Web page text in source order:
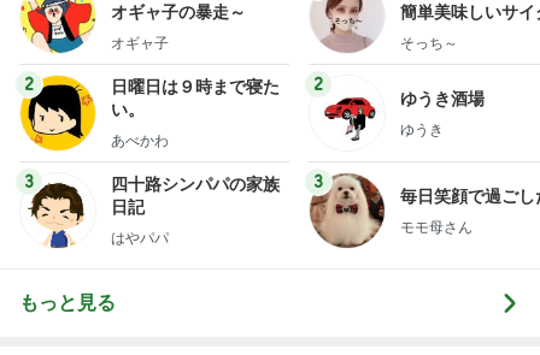
オギャ子の暴走～
オギャ子
2
日曜日は９時まで寝た
い。
あべかわ
3
四十路シンパパの家族
日記
はやパパ
簡単美味しいサイ
献立
そっち～
2
ゆうき酒場
ゆうき
3
毎日笑顔で過ごし
モモ母さん
もっと見る